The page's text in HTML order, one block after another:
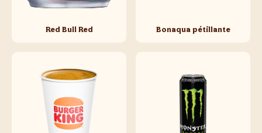
Red Bull Red Bonaqua pétillante